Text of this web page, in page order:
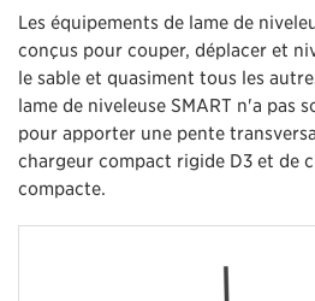
Les équipements de lame de
conçus pour couper, déplacer et
le sable et quasiment tous les
lame de niveleuse SMART n'a pas
pour apporter une pente
chargeur compact rigide D3 et de
compacte.